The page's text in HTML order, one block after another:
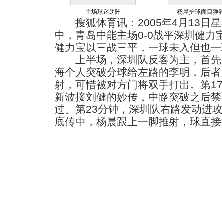
主场球迷助阵 杨晨护球面目狰
搜狐体育讯：2005年4月13日星
中，青岛中能主场0-0战平深圳健力
健力宝以三战三平，一球未入但也
上半场，深圳队反客为主，首先
海个人突破分球给左路的李明，后
射，可惜被对方门将双手打出。第
新波接刘健的妙传，中路突破之后
过。第23分钟，深圳队右路发动进
底传中，杨晨跟上一脚推射，球直